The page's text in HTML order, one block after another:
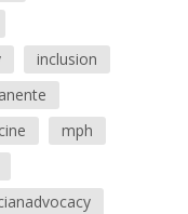
inclusion
mph